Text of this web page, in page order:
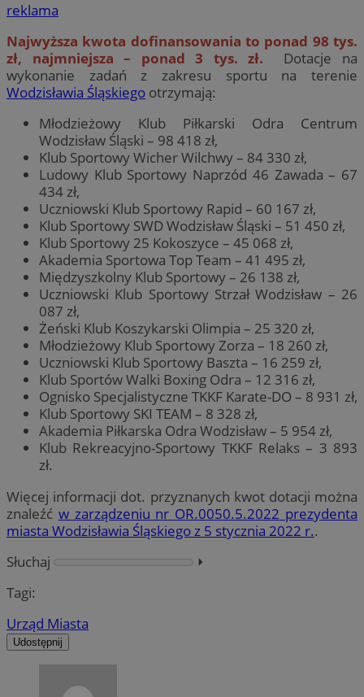
reklama
Najwyższa kwota dofinansowania to ponad 98 tys.
zł, najmniejsza – ponad 3 tys. zł. Dotacje na
wykonanie zadań z zakresu sportu na terenie
Wodzisławia Śląskiego otrzymają:
Młodzieżowy Klub Piłkarski Odra Centrum
Wodzisław Śląski – 98 418 zł,
Klub Sportowy Wicher Wilchwy – 84 330 zł,
Ludowy Klub Sportowy Naprzód 46 Zawada – 67
434 zł,
Uczniowski Klub Sportowy Rapid – 60 167 zł,
Klub Sportowy SWD Wodzisław Śląski – 51 450 zł,
Klub Sportowy 25 Kokoszyce – 45 068 zł,
Akademia Sportowa Top Team – 41 495 zł,
Międzyszkolny Klub Sportowy – 26 138 zł,
Uczniowski Klub Sportowy Strzał Wodzisław – 26
087 zł,
Żeński Klub Koszykarski Olimpia – 25 320 zł,
Młodzieżowy Klub Sportowy Zorza – 18 260 zł,
Uczniowski Klub Sportowy Baszta – 16 259 zł,
Klub Sportów Walki Boxing Odra – 12 316 zł,
Ognisko Specjalistyczne TKKF Karate-DO – 8 931 zł,
Klub Sportowy SKI TEAM – 8 328 zł,
Akademia Piłkarska Odra Wodzisław – 5 954 zł,
Klub Rekreacyjno-Sportowy TKKF Relaks – 3 893
zł.
Więcej informacji dot. przyznanych kwot dotacji można
znaleźć w zarządzeniu nr OR.0050.5.2022 prezydenta
miasta Wodzisławia Śląskiego z 5 stycznia 2022 r..
Słuchaj
⏵︎
Tagi:
Urząd Miasta
Udostępnij